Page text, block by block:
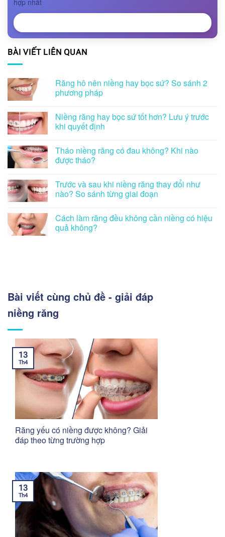
BÀI VIẾT LIÊN QUAN
Răng hô nên niềng hay bọc sứ? So sánh 2
phương pháp
Niềng răng hay bọc sứ tốt hơn? Lưu ý trước
khi quyết định
Tháo niềng răng có đau không? Khi nào
được tháo?
Trước và sau khi niềng răng thay đổi như
nào? So sánh từng giai đoạn
Cách làm răng đều không cần niềng có hiệu
quả không?
Bài viết cùng chủ đề - giải đáp
niềng răng
Răng yếu có niềng được không? Giải
đáp theo từng trường hợp
13
Th4
13
Th4